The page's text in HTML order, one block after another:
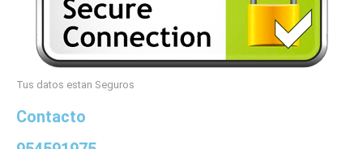
Tus datos estan Seguros
Contacto